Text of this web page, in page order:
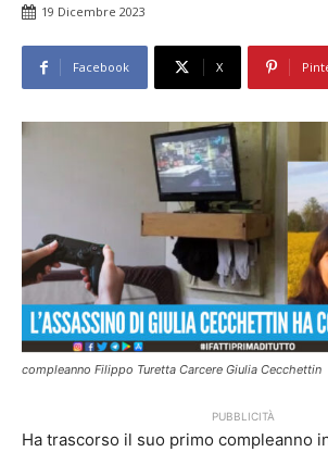
19 Dicembre 2023
Facebook X
compleanno Filippo Turetta Carcere Giulia Cecchettin
PUBBLICITÀ
Ha trascorso il suo primo compleanno